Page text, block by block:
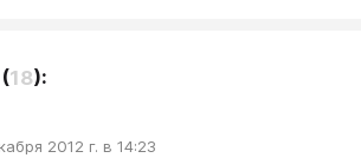
(18):
2012 г. в 14:23